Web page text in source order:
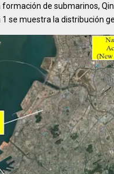
formación de submarinos,
1 se muestra la distribución